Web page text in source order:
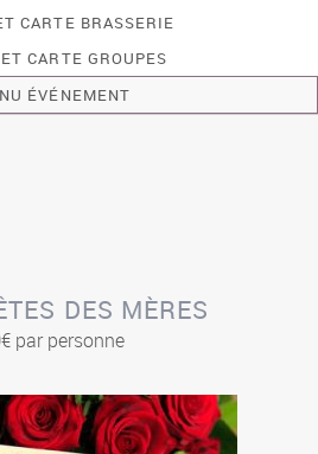
CARTE BRASSERIE
CARTE GROUPES
ÉVÉNEMENT
DES MÈRES
par personne